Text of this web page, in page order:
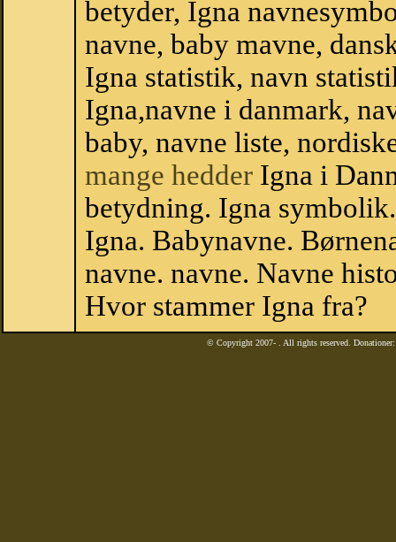
betyder, Igna
navne, baby mavne,
Igna statistik, navn
Igna,navne i danmark,
baby, navne liste,
mange hedder Igna i
betydning. Igna
Igna. Babynavne.
navne. navne. Navne
Hvor stammer Igna fra?
© Copyright 2007- . All rights reserved.